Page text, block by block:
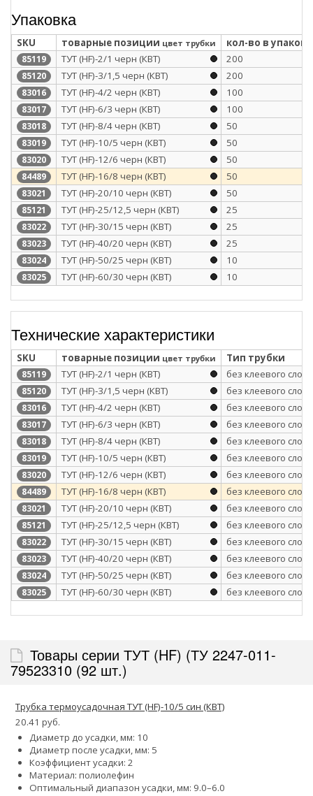
Упаковка
SKU товарные позиции цвет трубки кол-во в
85119 ТУТ (HF)-2/1 черн (КВТ) 200
85120 ТУТ (HF)-3/1,5 черн (КВТ) 200
83016 ТУТ (HF)-4/2 черн (КВТ) 100
83017 ТУТ (HF)-6/3 черн (КВТ) 100
83018 ТУТ (HF)-8/4 черн (КВТ) 50
83019 ТУТ (HF)-10/5 черн (КВТ) 50
83020 ТУТ (HF)-12/6 черн (КВТ) 50
84489 ТУТ (HF)-16/8 черн (КВТ) 50
83021 ТУТ (HF)-20/10 черн (КВТ) 50
85121 ТУТ (HF)-25/12,5 черн (КВТ) 25
83022 ТУТ (HF)-30/15 черн (КВТ) 25
83023 ТУТ (HF)-40/20 черн (КВТ) 25
83024 ТУТ (HF)-50/25 черн (КВТ) 10
83025 ТУТ (HF)-60/30 черн (КВТ) 10
Технические характеристики
SKU товарные позиции цвет трубки Тип трубки
85119 ТУТ (HF)-2/1 черн (КВТ) без клеевого слоя
85120 ТУТ (HF)-3/1,5 черн (КВТ) без клеевого слоя
83016 ТУТ (HF)-4/2 черн (КВТ) без клеевого слоя
83017 ТУТ (HF)-6/3 черн (КВТ) без клеевого слоя
83018 ТУТ (HF)-8/4 черн (КВТ) без клеевого слоя
83019 ТУТ (HF)-10/5 черн (КВТ) без клеевого слоя
83020 ТУТ (HF)-12/6 черн (КВТ) без клеевого слоя
84489 ТУТ (HF)-16/8 черн (КВТ) без клеевого слоя
83021 ТУТ (HF)-20/10 черн (КВТ) без клеевого слоя
85121 ТУТ (HF)-25/12,5 черн (КВТ) без клеевого слоя
83022 ТУТ (HF)-30/15 черн (КВТ) без клеевого слоя
83023 ТУТ (HF)-40/20 черн (КВТ) без клеевого слоя
83024 ТУТ (HF)-50/25 черн (КВТ) без клеевого слоя
83025 ТУТ (HF)-60/30 черн (КВТ) без клеевого слоя
Товары серии ТУТ (HF) (ТУ 2247-011-
79523310 (92 шт.)
Трубка термоусадочная ТУТ (HF)-10/5 син (КВТ)
20.41 руб.
Диаметр до усадки, мм: 10
Диаметр после усадки, мм: 5
Коэффициент усадки: 2
Материал: полиолефин
Оптимальный диапазон усадки, мм: 9.0–6.0